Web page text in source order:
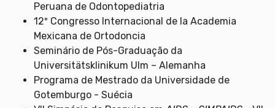
Peruana de Odontopediatria
12º Congresso Internacional de la Academia
Mexicana de Ortodoncia
Seminário de Pós-Graduação da
Universitätsklinikum Ulm – Alemanha
Programa de Mestrado da Universidade de
Gotemburgo - Suécia